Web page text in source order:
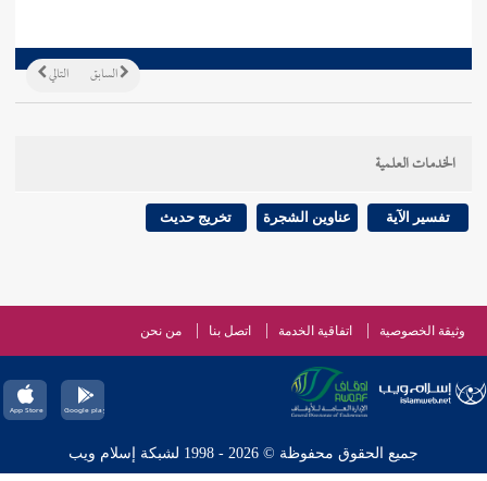
التالي السابق
الخدمات العلمية
تفسير الآية عناوين الشجرة تخريج حديث
وثيقة الخصوصية اتفاقية الخدمة اتصل بنا من نحن
جميع الحقوق محفوظة © 2026 - 1998 لشبكة إسلام ويب